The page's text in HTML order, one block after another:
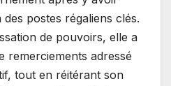
postes régaliens clés.
de pouvoirs, elle a
remerciements adressé
tout en réitérant son